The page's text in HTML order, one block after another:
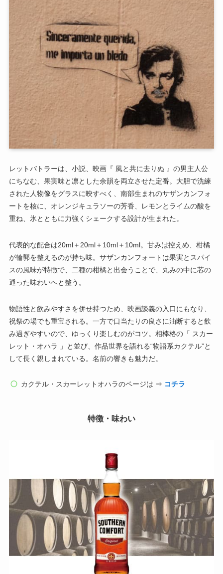
レットバトラーは、小説、映画『 風と共に去りぬ 』の男主人公
にちなむ、果実味と凛とした余韻を両立させた定番。大胆で洗練
された人物像をグラスに映すべく、南部生まれのサザンカンフォ
ートを核に、オレンジキュラソーの芳香、レモンとライムの酸を
重ね、氷とともに力強くシェークする設計が生まれた。
代表的な配合は20ml＋20ml＋10ml＋10ml。甘みは控えめ、柑橘
が輪郭を整えるのが持ち味。サザンカンフォートは果実とスパイ
スの風味が特徴で、二種の柑橘と出会うことで、丸みの中に芯の
通った味わいへと整う。
物語性と飲みやすさを併せ持つため、映画談義の入口にもなり、
祝祭の場でも重宝される。一方で口当たりの良さに油断すると飲
み過ぎやすいので、ゆっくり楽しむのがコツ。相棒格の「 スカー
レット・オハラ 」と並び、作品世界を語れる“物語系カクテル”と
して長く親しまれている。名前の響きも魅力だ。
カクテル・スカーレットオハラのページは ⇒ コチラ
特徴・味わい